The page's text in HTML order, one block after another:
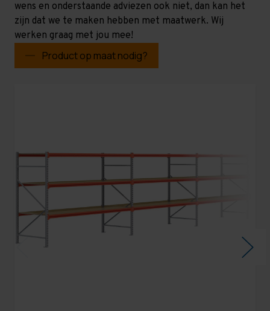
wens en onderstaande adviezen ook niet, dan kan het
zijn dat we te maken hebben met maatwerk. Wij
werken graag met jou mee!
Product op maat nodig?